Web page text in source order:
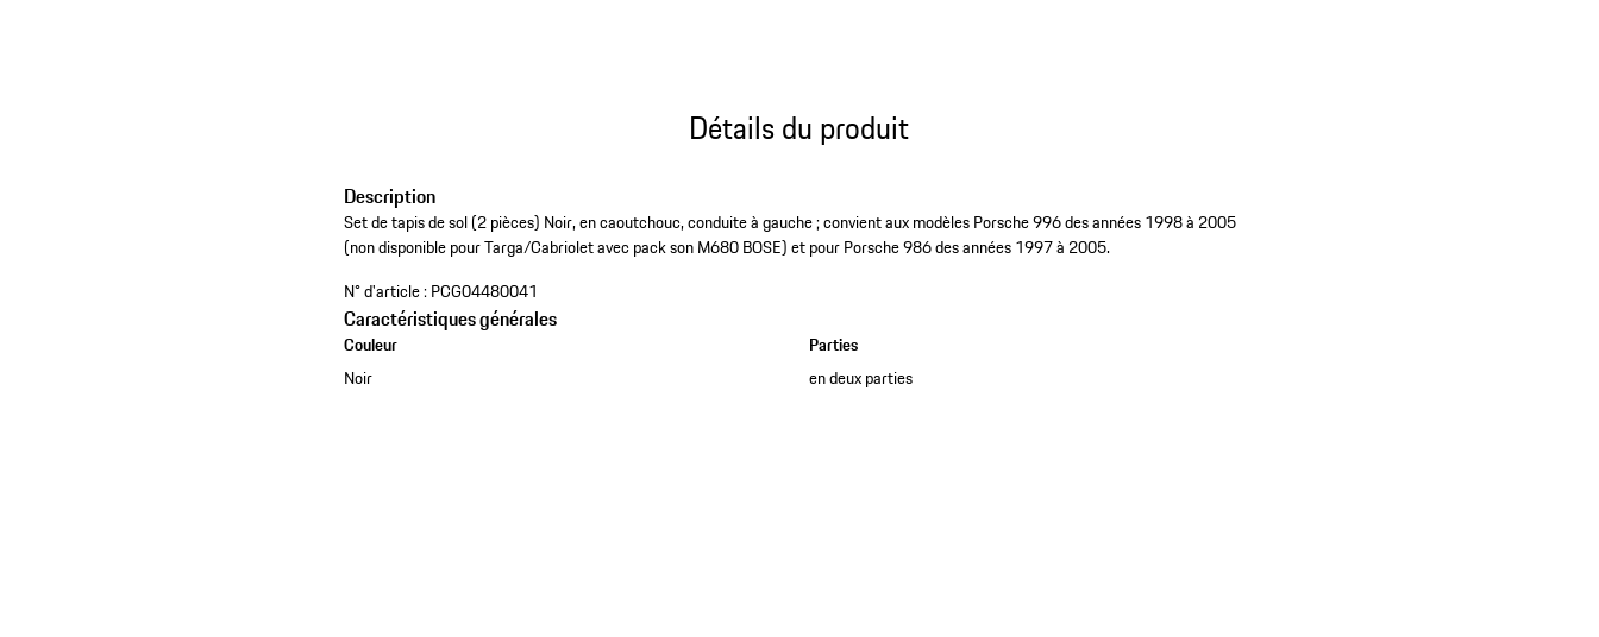
Détails du produit
Description
Set de tapis de sol (2 pièces) Noir, en caoutchouc, conduite à gauche ; convient aux modèles Porsche 996 des années 1998 à 2005
(non disponible pour Targa/Cabriolet avec pack son M680 BOSE) et pour Porsche 986 des années 1997 à 2005.
N° d'article :PCG04480041
Caractéristiques générales
Couleur
Noir
Parties
en deux parties